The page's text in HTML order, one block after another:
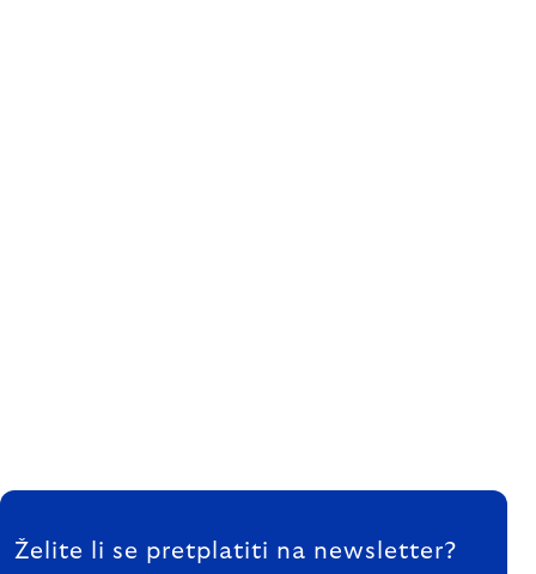
FOOTER
Želite li se pretplatiti na newsletter?